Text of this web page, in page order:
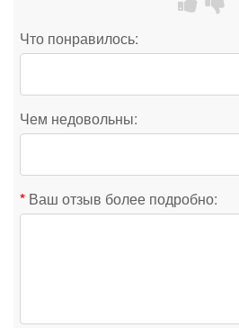
Что понравилось:
Чем недовольны:
Ваш отзыв более подробно: